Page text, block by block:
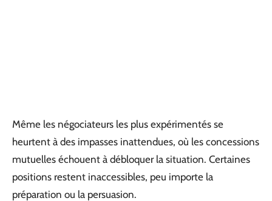
Même les négociateurs les plus expérimentés se
heurtent à des impasses inattendues, où les concessions
mutuelles échouent à débloquer la situation. Certaines
positions restent inaccessibles, peu importe la
préparation ou la persuasion.